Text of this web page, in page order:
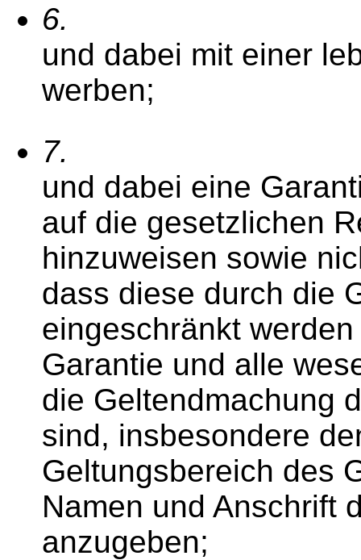
6.
und dabei mit einer
werben;
7.
und dabei eine
auf die gesetzlichen
hinzuweisen sowie
dass diese durch die
eingeschränkt
Garantie und alle
die Geltendmachung
sind, insbesondere
Geltungsbereich des
Namen und Anschrift
anzugeben;